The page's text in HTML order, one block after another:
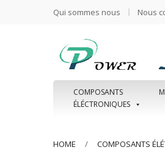
Qui sommes nous Nous
COMPOSANTS
ÉLÉCTRONIQUES
HOME COMPOSANTS